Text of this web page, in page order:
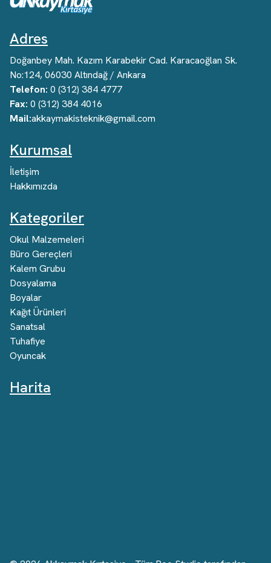
Adres
Doğanbey Mah. Kazım Karabekir Cad. Karacaoğlan Sk.
No:124, 06030 Altındağ / Ankara
Telefon: 0 (312) 384 4777
Fax: 0 (312) 384 4016
Mail:akkaymakisteknik@gmail.com
Kurumsal
İletişim
Hakkımızda
Kategoriler
Okul Malzemeleri
Büro Gereçleri
Kalem Grubu
Dosyalama
Boyalar
Kağıt Ürünleri
Sanatsal
Tuhafiye
Oyuncak
Harita